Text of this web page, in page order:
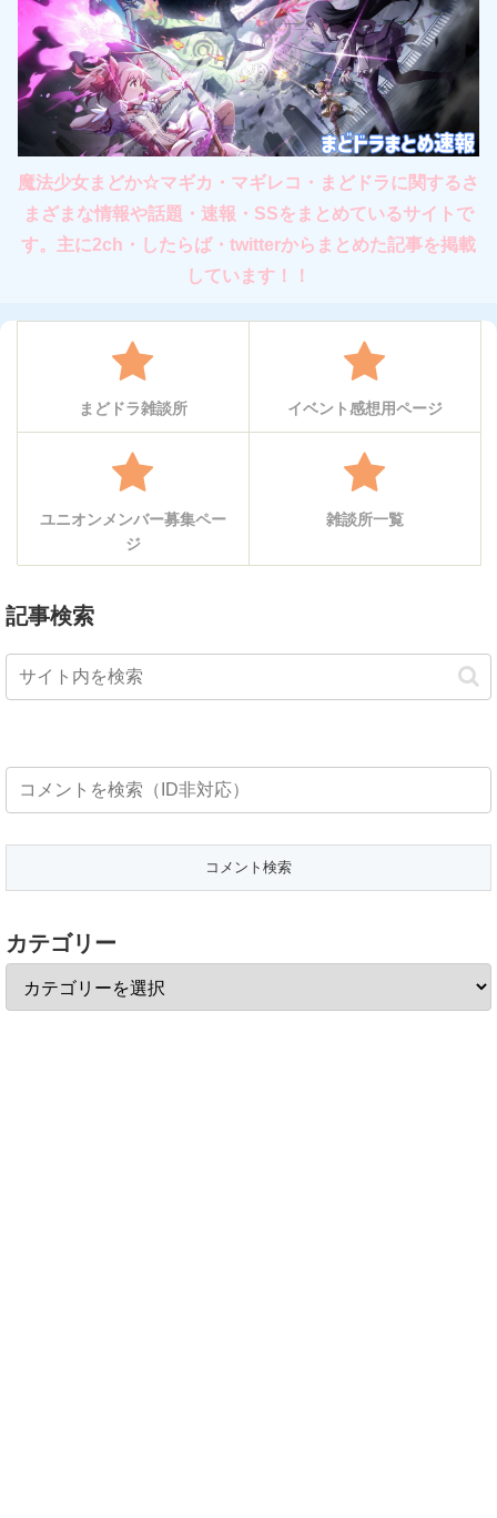
魔法少女まどか☆マギカ・マギレコ・まどドラに関するさ
まざまな情報や話題・速報・SSをまとめているサイトで
す。主に2ch・したらば・twitterからまとめた記事を掲載
しています！！
まどドラ雑談所 イベント感想用ページ
ユニオンメンバー募集ペー
ジ
雑談所一覧
記事検索
カテゴリー